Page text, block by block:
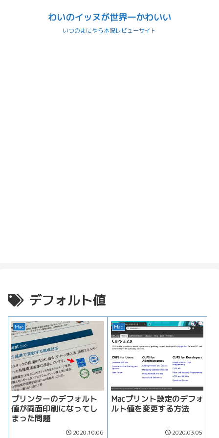
わいのイッヌが世界一かわいい
いつのまにやら本呪レビューサイト
デフォルト値
Mac
プリンターのデフォルト
値が両面印刷になってし
まった問題
2020.10.06
Mac
Macプリント設定のデフォ
ルト値を変更する方法
2020.03.05